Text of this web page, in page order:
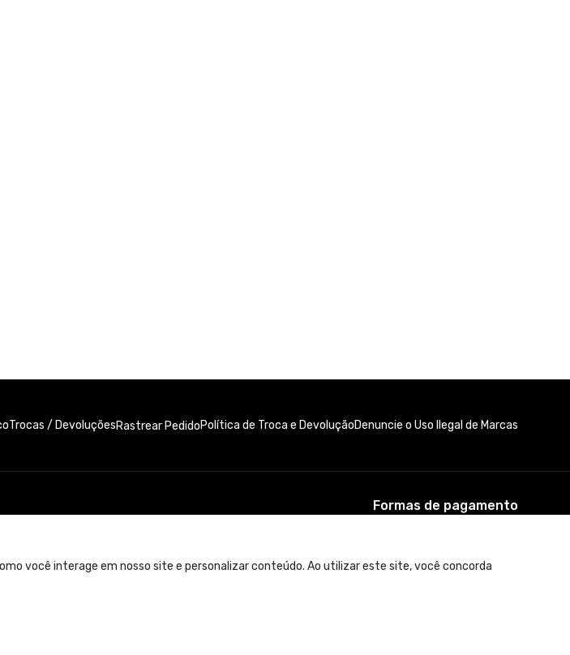
você interage em nosso site e personalizar conteúdo. Ao utilizar este site, você concorda
Trocas / DevoluçõesRastrear PedidoPolítica de Troca e DevoluçãoDenuncie o Uso Ilegal de Marcas
Formas de pagamento